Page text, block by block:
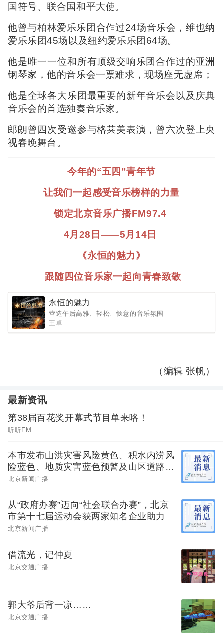
国符号、联合国和平大使。
他曾与柏林爱乐乐团合作过24场音乐会，维也纳
爱乐乐团45场以及纽约爱乐乐团64场。
他是唯一一位和所有顶级交响乐团合作过的亚洲
钢琴家，他的音乐会一票难求，现场座无虚席；
他是全球各大乐团最重要的新年音乐会以及庆典
音乐会的首选独奏音乐家。
郎朗曾四次受邀参与格莱美表演，曾六次登上央
视春晚舞台。
今年的“五四”青年节
让我们一起感受音乐榜样的力量
锁定北京音乐广播FM97.4
4月28日——5月14日
《永恒的魅力》
跟随四位音乐家一起向青春致敬
永恒的魅力
营造午后高雅、轻松、惬意的音乐氛围
王卓
（编辑 张帆）
最新资讯
第38届百花奖开幕式节目单来咯！
听听FM
本市发布山洪灾害风险黄色、积水内涝风
险蓝色、地质灾害蓝色预警及山区道路沿
线崩塌灾害风险提示，请注意防范
北京新闻广播
从“政府办赛”迈向“社会联合办赛”，北京
市第十七届运动会获两家知名企业助力
北京新闻广播
借流光，记仲夏
北京交通广播
郭大爷后背一凉……
北京交通广播